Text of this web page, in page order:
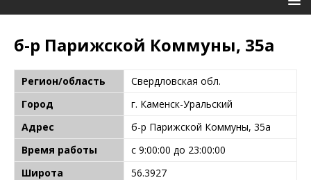
б-р Парижской Коммуны, 35а
Регион/область
Свердловская обл.
Город
г. Каменск-Уральский
Адрес
б-р Парижской Коммуны, 35а
Время работы
с 9:00:00 до 23:00:00
Широта
56.3927